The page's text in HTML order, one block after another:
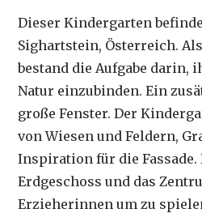
Dieser Kindergarten
Sighartstein, Österreich.
bestand die Aufgabe darin,
Natur einzubinden. Ein
große Fenster. Der
von Wiesen und Feldern,
Inspiration für die Fassade.
Erdgeschoss und das
Erzieherinnen um zu